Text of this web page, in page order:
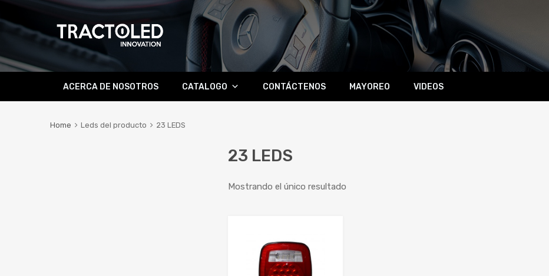
ACERCA DE NOSOTROS CATALOGO CONTÁCTENOS MAYOREO VIDEOS
Home Leds del producto 23 LEDS
23 LEDS
Mostrando el único resultado